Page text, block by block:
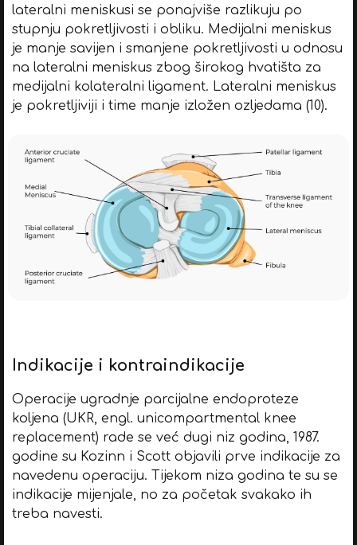
lateralni meniskusi se ponajviše razlikuju po
stupnju pokretljivosti i obliku. Medijalni meniskus
je manje savijen i smanjene pokretljivosti u odnosu
na lateralni meniskus zbog širokog hvatišta za
medijalni kolateralni ligament. Lateralni meniskus
je pokretljiviji i time manje izložen ozljedama (10).
Indikacije i kontraindikacije
Operacije ugradnje parcijalne endoproteze
koljena (UKR, engl. unicompartmental knee
replacement) rade se već dugi niz godina, 1987.
godine su Kozinn i Scott objavili prve indikacije za
navedenu operaciju. Tijekom niza godina te su se
indikacije mijenjale, no za početak svakako ih
treba navesti.